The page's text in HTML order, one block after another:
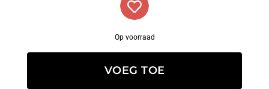
Op voorraad
VOEG TOE